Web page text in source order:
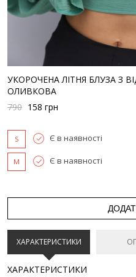
УКОРОЧЕНА ЛІТНЯ БЛУЗА З
ОЛИВКОВА
790 158 грн
S Є в наявності
M Є в наявності
ХАРАКТЕРИСТИКИ
ХАРАКТЕРИСТИКИ